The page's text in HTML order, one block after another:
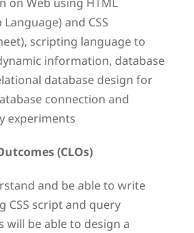
on Web using HTML
and CSS
scripting language to
information, database
database design for
connection and
experiments
(CLOs)
and be able to write
CSS script and query
will be able to design a